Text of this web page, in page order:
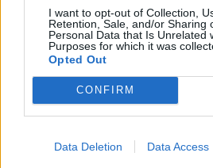
I want to opt-out of Collection,
Retention, Sale, and/or Sharing
Personal Data that Is Unrelated
Purposes for which it was
Opted Out
CONFIRM
Data Deletion Data Access
DIRECTION BUSINESS
«Κλείνει τον